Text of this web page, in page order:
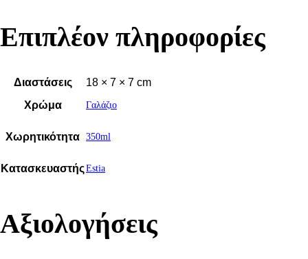
Επιπλέον πληροφορίες
Διαστάσεις
18 × 7 × 7 cm
Χρώμα
Γαλάζιο
Χωρητικότητα 350ml
ΚατασκευαστήςEstia
Αξιολογήσεις